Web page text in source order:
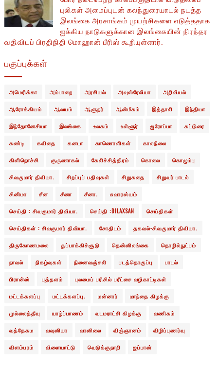
புலிகள் அமைப்புடன் கலந்துரையாடல் நடத்த
இலங்கை அரசாங்கம் முயற்சிகளை எடுத்ததாக
ஐக்கிய நாடுகளுக்கான இலங்கையின் நிரந்தர
வதிவிடப் பிரதிநிதி மொஹான் பீரிஸ் கூறியுள்ளார்.
பகுப்புக்கள்
அமெரிக்கா அம்பாறை அரசியல் அவுஸ்ரேலியா அறிவியல்
ஆரோக்கியம் ஆலயம் ஆளுநர் ஆன்மீகம் இத்தாலி இந்தியா
இந்தோனேசியா இலங்கை உலகம் உள்ளூர் ஐரோப்பா கட்டுரை
கண்டி கவிதை கனடா காணொளிகள் காலநிலை
கிளிநொச்சி குருணாகல் கேலிச்சித்திரம் கொலை கொழும்பு
சிவகுமார் திவியா. சிறப்புப் பதிவுகள் சிறுகதை சிறுவர் பாடல்
சினிமா சீன சீனா சீனா. சுவாரஸ்யம்
செய்தி : சிவகுமார் திவியா. செய்தி :DILAXSAN செய்திகள்
செய்திகள் : சிவகுமார் திவியா. சோதிடம் தகவல்-சிவகுமார் திவியா.
திருகோணமலை துப்பாக்கிச்சூடு தென்னிலங்கை தொழில்நுட்பம்
நாவல் நிகழ்வுகள் நினைவஞ்சலி படத்தொகுப்பு பாடல்
பிரான்ஸ் புத்தளம் புலமைப் பரிசில் பரீட்சை வழிகாட்டிகள்
மட்டக்களப்பு மட்டக்களப்பு. மன்னார் மாந்தை கிழக்கு
முல்லைத்தீவு யாழ்ப்பாணம் வடமராட்சி கிழக்கு வணிகம்
வத்தேகம வவுனியா வானிலை விஞ்ஞானம் விழிப்புணர்வு
விளம்பரம் விளையாட்டு வெடுக்குநாறி ஜப்பான்